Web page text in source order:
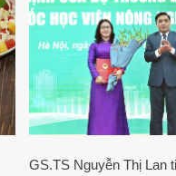
GS.TS Nguyễn Thị Lan